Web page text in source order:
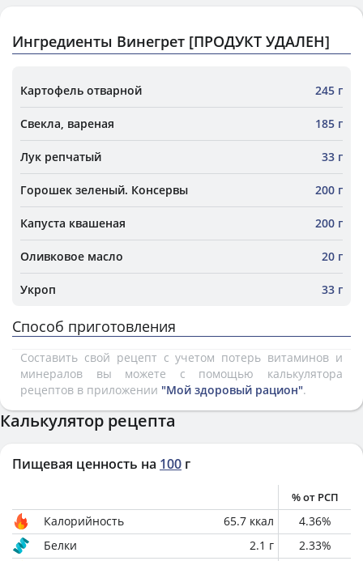
Ингредиенты Винегрет [ПРОДУКТ УДАЛЕН]
Картофель отварной 245 г
Свекла, вареная 185 г
Лук репчатый 33 г
Горошек зеленый. Консервы 200 г
Капуста квашеная 200 г
Оливковое масло 20 г
Укроп 33 г
Способ приготовления
Составить свой рецепт с учетом потерь витаминов и
минералов вы можете с помощью калькулятора
рецептов в приложении "Мой здоровый рацион".
Калькулятор рецепта
Пищевая ценность на 100 г
% от РСП
Калорийность 65.7 ккал 4.36%
Белки
2.1 г 2.33%